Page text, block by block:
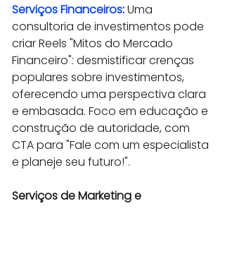
Serviços Financeiros: Uma
consultoria de investimentos pode
criar Reels "Mitos do Mercado
Financeiro": desmistificar crenças
populares sobre investimentos,
oferecendo uma perspectiva clara
e embasada. Foco em educação e
construção de autoridade, com
CTA para "Fale com um especialista
e planeje seu futuro!".
Serviços de Marketing e